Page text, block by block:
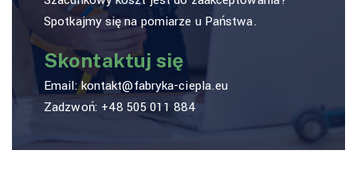
Spotkajmy się na pomiarze u Państwa.
Skontaktuj się
Email:kontakt@fabryka-ciepla.eu
Zadzwoń: +48 505 011 884